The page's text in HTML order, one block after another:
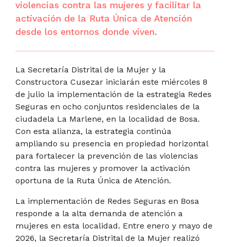
violencias contra las mujeres y facilitar la
activación de la Ruta Única de Atención
desde los entornos donde viven.
La Secretaría Distrital de la Mujer y la
Constructora Cusezar iniciarán este miércoles 8
de julio la implementación de la estrategia Redes
Seguras en ocho conjuntos residenciales de la
ciudadela La Marlene, en la localidad de Bosa.
Con esta alianza, la estrategia continúa
ampliando su presencia en propiedad horizontal
para fortalecer la prevención de las violencias
contra las mujeres y promover la activación
oportuna de la Ruta Única de Atención.
La implementación de Redes Seguras en Bosa
responde a la alta demanda de atención a
mujeres en esta localidad. Entre enero y mayo de
2026, la Secretaría Distrital de la Mujer realizó